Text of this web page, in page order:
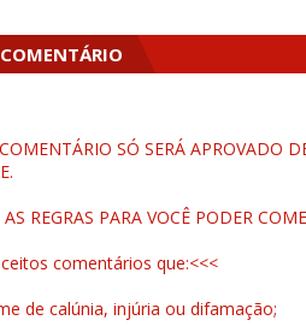
SÓ SERÁ APROVADO
REGRAS PARA VOCÊ PODER
comentários que:<<<
de calúnia, injúria ou difamação;